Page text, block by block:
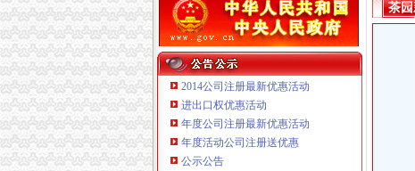
2014公司注册最新优惠活动
进出口权优惠活动
年度公司注册最新优惠活动
年度活动公司注册送优惠
公示公告
茶